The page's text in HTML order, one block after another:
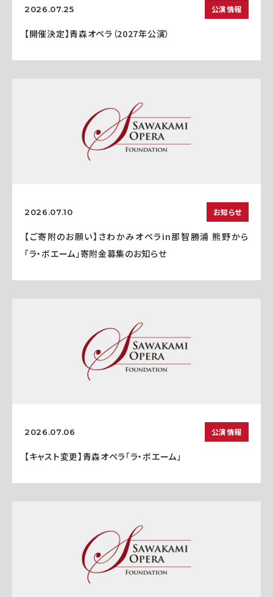
2026.07.25 公演情報
【開催決定】青森オペラ（2027年公演）
2026.07.10 お知らせ
【ご寄附のお願い】さわかみオペラin那智勝浦 熊野から
「ラ・ボエーム」寄附金募集のお知らせ
2026.07.06 公演情報
【キャスト変更】青森オペラ「ラ・ボエーム」